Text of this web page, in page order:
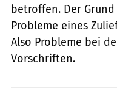
betroffen. Der
Probleme eines
Also Probleme bei
Vorschriften.